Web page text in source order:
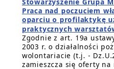
Praca nad poczuciem
oparciu o profilaktykę
praktycznych
Zgodnie z art. 19a
2003 r. o działalności
wolontariacie (t.j. -
zamieszcza się oferty